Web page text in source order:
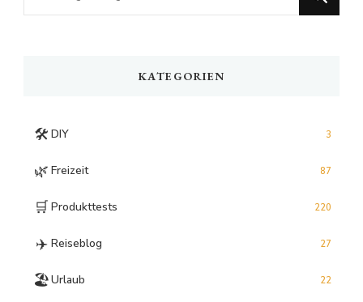
for
KATEGORIEN
🛠️ DIY 3
🌿 Freizeit 87
🛒 Produkttests 220
✈️ Reiseblog 27
🏖️Urlaub 22